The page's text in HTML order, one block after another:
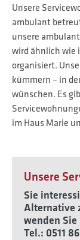
Unsere
ambulant
unsere
wird ähnlich wie
organisiert.
kümmern – in
wünschen. Es
im Haus Marie
Unsere
Sie
Alternative
wenden
Tel.: 0511